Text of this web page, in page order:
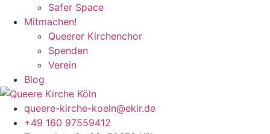
Safer Space
Mitmachen!
Queerer Kirchenchor
Spenden
Verein
Blog
queere-kirche-koeln@ekir.de
+49 160 97559412